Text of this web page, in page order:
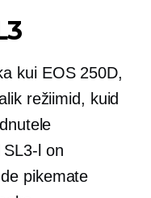
kui EOS 250D,
režiimid, kuid
SL3-l on
pikemate